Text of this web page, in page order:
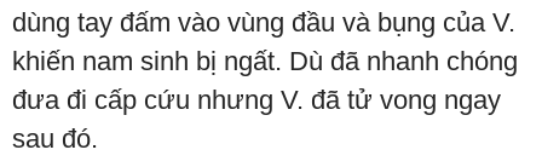
dùng tay đấm vào vùng đầu và bụng của V.
khiến nam sinh bị ngất. Dù đã nhanh chóng
đưa đi cấp cứu nhưng V. đã tử vong ngay
sau đó.